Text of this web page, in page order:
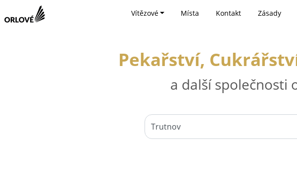
Vítězové Místa Kontakt Zásady
Pekařství,
a další společnosti